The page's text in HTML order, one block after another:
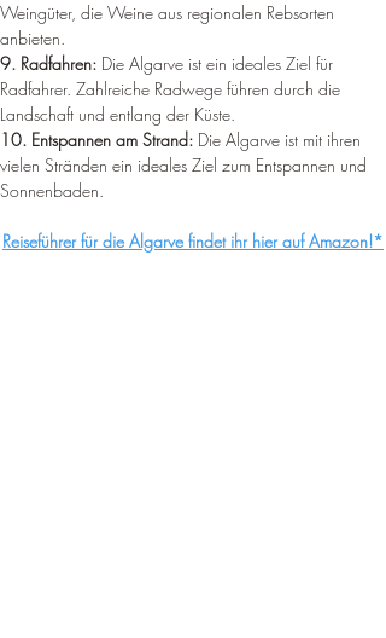
Weingüter, die Weine aus regionalen Rebsorten
anbieten.
9. Radfahren: Die Algarve ist ein ideales Ziel für
Radfahrer. Zahlreiche Radwege führen durch die
Landschaft und entlang der Küste.
10. Entspannen am Strand: Die Algarve ist mit ihren
vielen Stränden ein ideales Ziel zum Entspannen und
Sonnenbaden.
Reiseführer für die Algarve findet ihr hier auf Amazon!*